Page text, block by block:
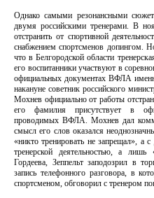
Однако самыми резонансными
двумя российскими тренерами. В
отстранить от спортивной
снабжением спортсменов допингом.
что в Белгородской области
его воспитанники участвуют в
официальных документах ВФЛА
накануне советник российского
Мохнев официально от работы
его фамилия присутствует в
проводимых ВФЛА. Мохнев дал
смысл его слов оказался
«никто тренировать не запрещал», а
тренерской деятельностью, а лишь
Гордеева, Зеппельт заподозрил в
запись телефонного разговора, в
спортсменом, обговорил с тренером